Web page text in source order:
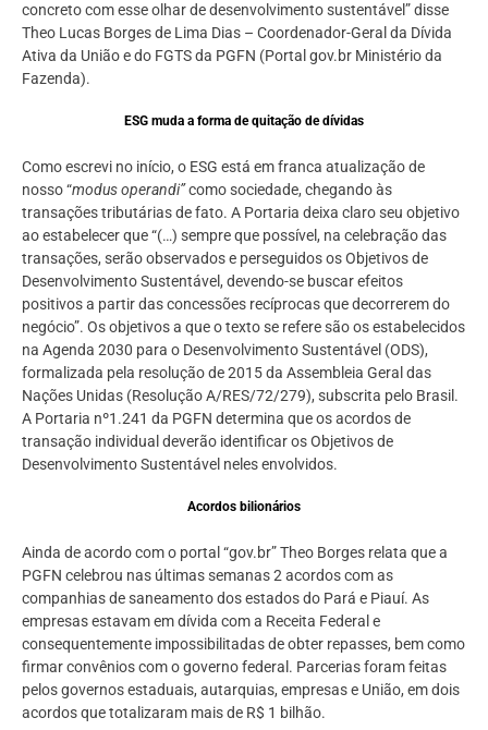
concreto com esse olhar de desenvolvimento sustentável” disse
Theo Lucas Borges de Lima Dias – Coordenador-Geral da Dívida
Ativa da União e do FGTS da PGFN (Portal gov.br Ministério da
Fazenda).
ESG muda a forma de quitação de dívidas
Como escrevi no início, o ESG está em franca atualização de
nosso “modus operandi”como sociedade, chegando às
transações tributárias de fato. A Portaria deixa claro seu objetivo
ao estabelecer que “(…) sempre que possível, na celebração das
transações, serão observados e perseguidos os Objetivos de
Desenvolvimento Sustentável, devendo-se buscar efeitos
positivos a partir das concessões recíprocas que decorrerem do
negócio”. Os objetivos a que o texto se refere são os estabelecidos
na Agenda 2030 para o Desenvolvimento Sustentável (ODS),
formalizada pela resolução de 2015 da Assembleia Geral das
Nações Unidas (Resolução A/RES/72/279), subscrita pelo Brasil.
A Portaria nº1.241 da PGFN determina que os acordos de
transação individual deverão identificar os Objetivos de
Desenvolvimento Sustentável neles envolvidos.
Acordos bilionários
Ainda de acordo com o portal “gov.br” Theo Borges relata que a
PGFN celebrou nas últimas semanas 2 acordoscom as
companhias de saneamentodos estados do Pará e Piauí. As
empresas estavam em dívida com a Receita Federal e
consequentemente impossibilitadas de obter repasses, bem como
firmar convênios com o governo federal. Parcerias foram feitas
pelos governos estaduais, autarquias, empresas e União, em dois
acordos que totalizaram mais de R$ 1 bilhão.